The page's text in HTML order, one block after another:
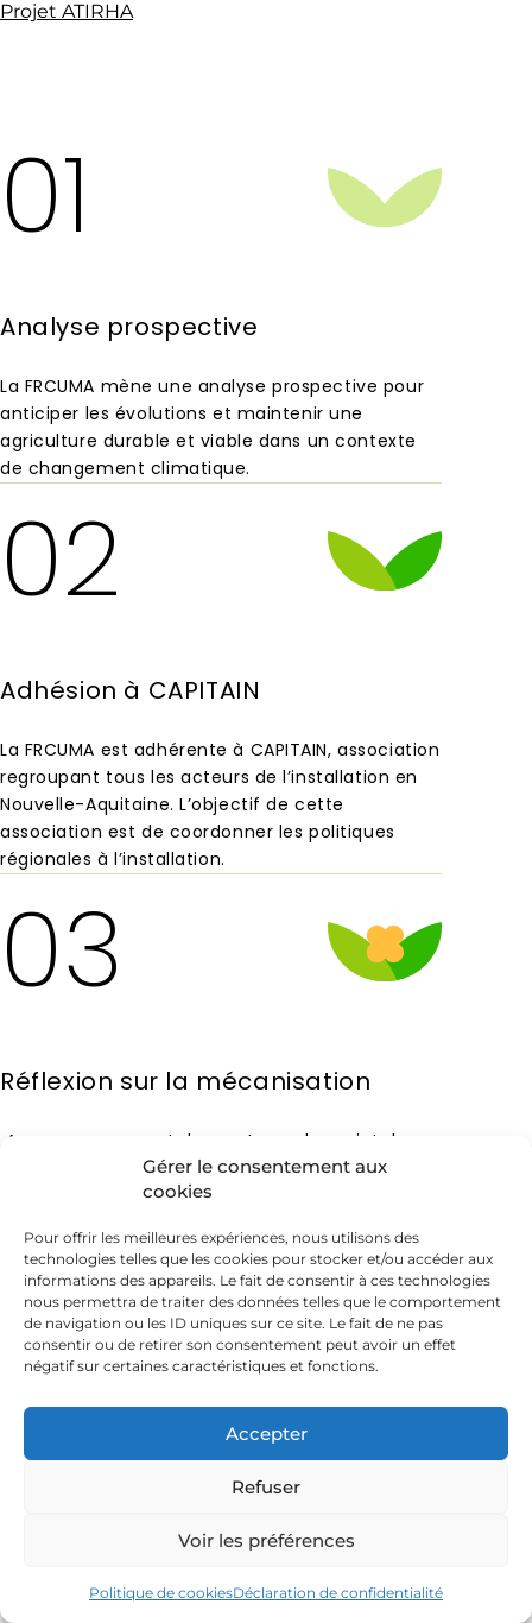
Gérer le consentement aux
cookies
Pour offrir les meilleures expériences, nous utilisons des
technologies telles que les cookies pour stocker et/ou accéder aux
informations des appareils. Le fait de consentir à ces technologies
nous permettra de traiter des données telles que le comportement
de navigation ou les ID uniques sur ce site. Le fait de ne pas
consentir ou de retirer son consentement peut avoir un effet
négatif sur certaines caractéristiques et fonctions.
Accepter
Refuser
Voir les préférences
Politique de cookiesDéclaration de confidentialité
Projet ATIRHA
01
Analyse prospective
La FRCUMA mène une analyse prospective pour
anticiper les évolutions et maintenir une
agriculture durable et viable dans un contexte
de changement climatique.
02
Adhésion à CAPITAIN
La FRCUMA est adhérente à CAPITAIN, association
regroupant tous les acteurs de l’installation en
Nouvelle-Aquitaine. L’objectif de cette
association est de coordonner les politiques
régionales à l’installation.
03
Réflexion sur la mécanisation
Accompagnement des porteurs de projet dans
leur réflexion sur les charges de mécanisation,
en proposant des solutions pour les réduire et
04
Espaces tests agricoles
agricoles pour expérimenter de nouvelles
pratiques et techniques adaptées aux enjeux